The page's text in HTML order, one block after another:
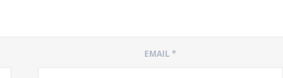
EMAIL*